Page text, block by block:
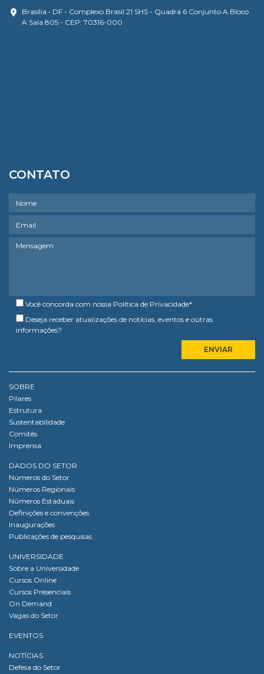
Brasília • DF - Complexo Brasil 21 SHS - Quadra 6 Conjunto A Bloco
A Sala 805 - CEP: 70316-000
CONTATO
Você concorda com nossa Política de Privacidade*
Deseja receber atualizações de notícias, eventos e outras
informações?
SOBRE
Pilares
Estrutura
Sustentabilidade
Comitês
Imprensa
DADOS DO SETOR
Números do Setor
Números Regionais
Números Estaduais
Definições e convenções
Inaugurações
Publicações de pesquisas
UNIVERSIDADE
Sobre a Universidade
Cursos Online
Cursos Presenciais
On Demand
Vagas do Setor
EVENTOS
NOTÍCIAS
Defesa do Setor